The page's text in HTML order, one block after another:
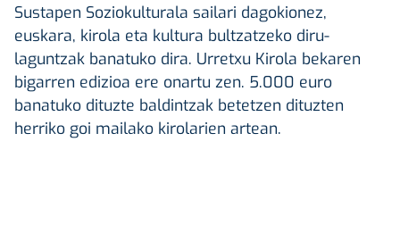
Sustapen Soziokulturala sailari dagokionez,
euskara, kirola eta kultura bultzatzeko diru-
laguntzak banatuko dira. Urretxu Kirola bekaren
bigarren edizioa ere onartu zen. 5.000 euro
banatuko dituzte baldintzak betetzen dituzten
herriko goi mailako kirolarien artean.